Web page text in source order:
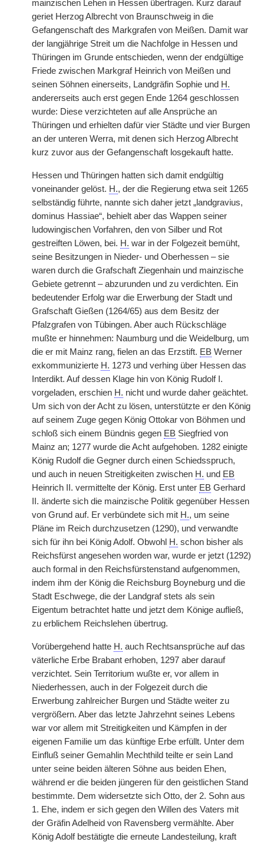
mainzischen Lehen in Hessen übertragen. Kurz darauf
geriet Herzog Albrecht von Braunschweig in die
Gefangenschaft des Markgrafen von Meißen. Damit war
der langjährige Streit um die Nachfolge in Hessen und
Thüringen im Grunde entschieden, wenn der endgültige
Friede zwischen Markgraf Heinrich von Meißen und
seinen Söhnen einerseits, Landgräfin Sophie und H.
andererseits auch erst gegen Ende 1264 geschlossen
wurde: Diese verzichteten auf alle Ansprüche an
Thüringen und erhielten dafür vier Städte und vier Burgen
an der unteren Werra, mit denen sich Herzog Albrecht
kurz zuvor aus der Gefangenschaft losgekauft hatte.
Hessen und Thüringen hatten sich damit endgültig
voneinander gelöst. H., der die Regierung etwa seit 1265
selbständig führte, nannte sich daher jetzt „landgravius,
dominus Hassiae“, behielt aber das Wappen seiner
ludowingischen Vorfahren, den von Silber und Rot
gestreiften Löwen, bei. H. war in der Folgezeit bemüht,
seine Besitzungen in Nieder- und Oberhessen – sie
waren durch die Grafschaft Ziegenhain und mainzische
Gebiete getrennt – abzurunden und zu verdichten. Ein
bedeutender Erfolg war die Erwerbung der Stadt und
Grafschaft Gießen (1264/65) aus dem Besitz der
Pfalzgrafen von Tübingen. Aber auch Rückschläge
mußte er hinnehmen: Naumburg und die Weidelburg, um
die er mit Mainz rang, fielen an das Erzstift. EB Werner
exkommunizierte H. 1273 und verhing über Hessen das
Interdikt. Auf dessen Klage hin von König Rudolf I.
vorgeladen, erschien H. nicht und wurde daher geächtet.
Um sich von der Acht zu lösen, unterstützte er den König
auf seinem Zuge gegen König Ottokar von Böhmen und
schloß sich einem Bündnis gegen EB Siegfried von
Mainz an; 1277 wurde die Acht aufgehoben. 1282 einigte
König Rudolf die Gegner durch einen Schiedsspruch,
und auch in neuen Streitigkeiten zwischen H. und EB
Heinrich II. vermittelte der König. Erst unter EB Gerhard
II. änderte sich die mainzische Politik gegenüber Hessen
von Grund auf. Er verbündete sich mit H., um seine
Pläne im Reich durchzusetzen (1290), und verwandte
sich für ihn bei König Adolf. Obwohl H. schon bisher als
Reichsfürst angesehen worden war, wurde er jetzt (1292)
auch formal in den Reichsfürstenstand aufgenommen,
indem ihm der König die Reichsburg Boyneburg und die
Stadt Eschwege, die der Landgraf stets als sein
Eigentum betrachtet hatte und jetzt dem Könige aufließ,
zu erblichem Reichslehen übertrug.
Vorübergehend hatte H. auch Rechtsansprüche auf das
väterliche Erbe Brabant erhoben, 1297 aber darauf
verzichtet. Sein Territorium wußte er, vor allem in
Niederhessen, auch in der Folgezeit durch die
Erwerbung zahlreicher Burgen und Städte weiter zu
vergrößern. Aber das letzte Jahrzehnt seines Lebens
war vor allem mit Streitigkeiten und Kämpfen in der
eigenen Familie um das künftige Erbe erfüllt. Unter dem
Einfluß seiner Gemahlin Mechthild teilte er sein Land
unter seine beiden älteren Söhne aus beiden Ehen,
während er die beiden jüngeren für den geistlichen Stand
bestimmte. Dem widersetzte sich Otto, der 2. Sohn aus
1. Ehe, indem er sich gegen den Willen des Vaters mit
der Gräfin Adelheid von Ravensberg vermählte. Aber
König Adolf bestätigte die erneute Landesteilung, kraft